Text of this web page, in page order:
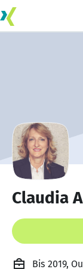
Claudia
Bis 2019,